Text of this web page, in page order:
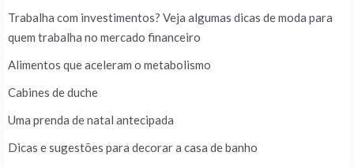
Trabalha com investimentos? Veja algumas dicas de moda para
quem trabalha no mercado financeiro
Alimentos que aceleram o metabolismo
Cabines de duche
Uma prenda de natal antecipada
Dicas e sugestões para decorar a casa de banho